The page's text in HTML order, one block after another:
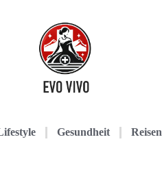
Gesundheit Reisen